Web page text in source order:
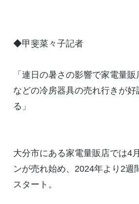
◆甲斐菜々子記者
「連日の暑さの影響で家電量
などの冷房器具の売れ行きが好
る」
大分市にある家電量販店では4
ンが売れ始め、2024年より2週
スタート。